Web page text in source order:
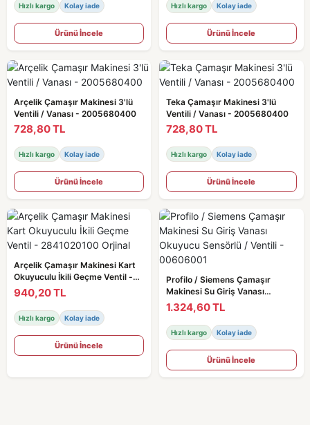
Hızlı kargo Kolay iade
Ürünü İncele
Hızlı kargo Kolay iade
Ürünü İncele
Arçelik Çamaşır Makinesi 3'lü
Ventili / Vanası - 2005680400
728,80 TL
Hızlı kargo Kolay iade
Ürünü İncele
Teka Çamaşır Makinesi 3'lü
Ventili / Vanası - 2005680400
728,80 TL
Hızlı kargo Kolay iade
Ürünü İncele
Arçelik Çamaşır Makinesi Kart
Okuyuculu İkili Geçme Ventil -
2841020100 Orjinal
940,20 TL
Hızlı kargo Kolay iade
Ürünü İncele
Profilo / Siemens Çamaşır
Makinesi Su Giriş Vanası
Okuyucu Sensörlü / Ventili -
00606001
1.324,60 TL
Hızlı kargo Kolay iade
Ürünü İncele